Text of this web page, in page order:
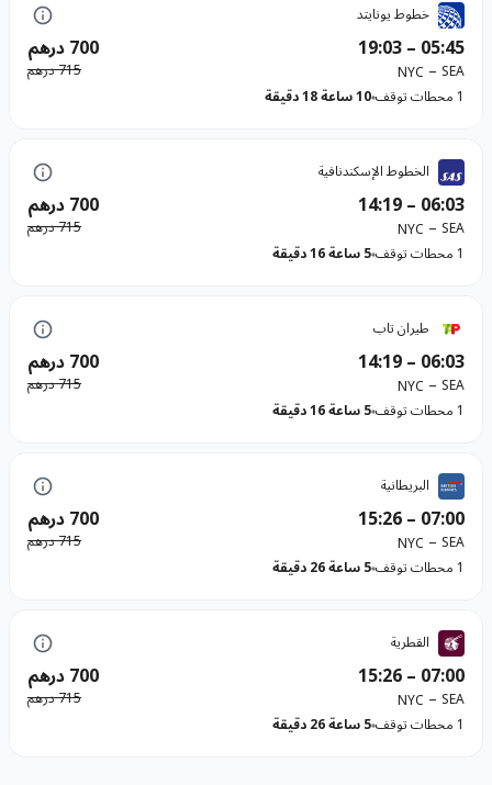
خطوط يونايتد
05:45
–
19:03 700 درهم
SEA
–
NYC
715 درهم
1 محطات توقف
10 ساعة 18 دقيقة
الخطوط الإسكندنافية
06:03
–
14:19 700 درهم
SEA
–
NYC
715 درهم
1 محطات توقف
5 ساعة 16 دقيقة
طيران تاب
06:03
–
14:19 700 درهم
SEA
–
NYC
715 درهم
1 محطات توقف
5 ساعة 16 دقيقة
البريطانية
07:00
–
15:26 700 درهم
SEA
–
NYC
715 درهم
1 محطات توقف
5 ساعة 26 دقيقة
القطرية
07:00
–
15:26 700 درهم
SEA
–
NYC
715 درهم
1 محطات توقف
5 ساعة 26 دقيقة